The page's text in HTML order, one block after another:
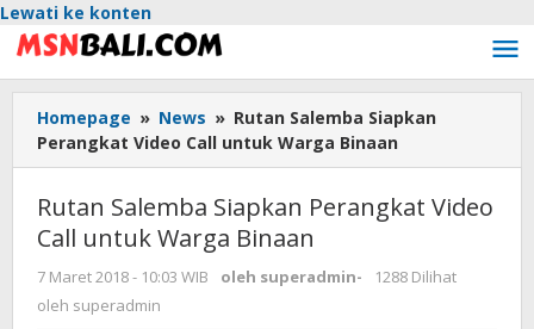
Lewati ke konten
Homepage » News » Rutan Salemba Siapkan
Perangkat Video Call untuk Warga Binaan
Rutan Salemba Siapkan Perangkat Video
Call untuk Warga Binaan
7 Maret 2018 - 10:03 WIB oleh superadmin-
1288 Dilihat
oleh superadmin